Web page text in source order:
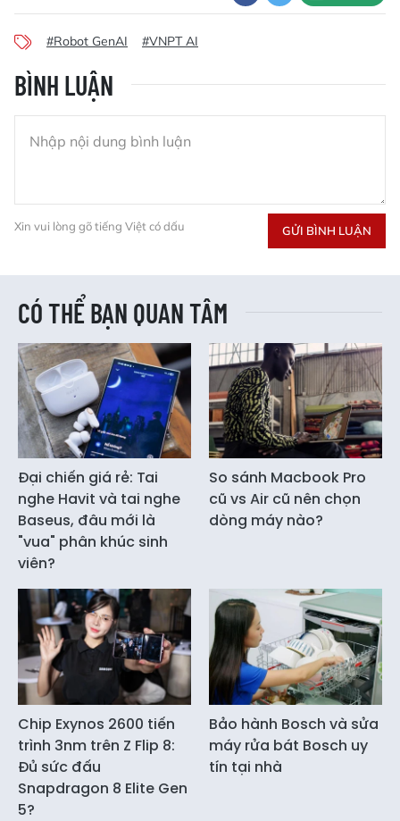
#Robot GenAI #VNPT AI
BÌNH LUẬN
Xin vui lòng gõ tiếng Việt có dấu GỬI BÌNH LUẬN
CÓ THỂ BẠN QUAN TÂM
Đại chiến giá rẻ: Tai
nghe Havit và tai nghe
Baseus, đâu mới là
"vua" phân khúc sinh
viên?
So sánh Macbook Pro
cũ vs Air cũ nên chọn
dòng máy nào?
Chip Exynos 2600 tiến
trình 3nm trên Z Flip 8:
Đủ sức đấu
Snapdragon 8 Elite Gen
5?
Bảo hành Bosch và sửa
máy rửa bát Bosch uy
tín tại nhà